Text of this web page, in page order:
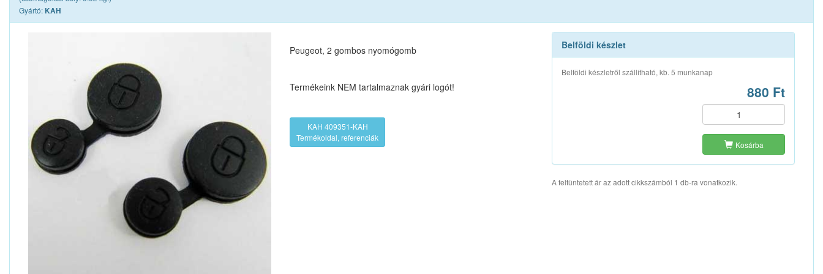
Gyártó: KAH
Peugeot, 2 gombos nyomógomb
Termékeink NEM tartalmaznak gyári logót!
KAH 409351-KAH
Termékoldal, referenciák
Belföldi készlet
Belföldi készletről szállítható, kb. 5 munkanap
880 Ft
Kosárba
A feltüntetett ár az adott cikkszámból 1 db-ra vonatkozik.